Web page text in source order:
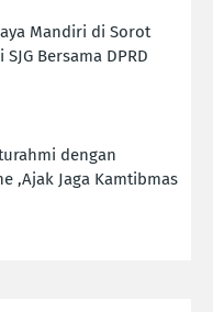
Mandiri di Sorot
Bersama DPRD
dengan
,Ajak Jaga Kamtibmas